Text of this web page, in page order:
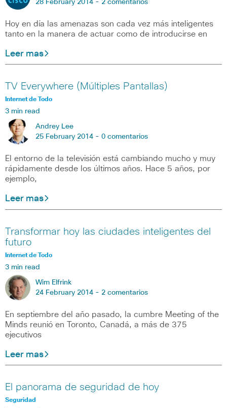
28 February 2014 - 2 comentarios
Hoy en día las amenazas son cada vez más inteligentes
tanto en la manera de actuar como de introducirse en
Leer mas
TV Everywhere (Múltiples Pantallas)
Internet de Todo
3 min read
Andrey Lee
25 February 2014 - 0 comentarios
El entorno de la televisión está cambiando mucho y muy
rápidamente desde los últimos años. Hace 5 años, por
ejemplo,
Leer mas
Transformar hoy las ciudades inteligentes del
futuro
Internet de Todo
3 min read
Wim Elfrink
24 February 2014 - 2 comentarios
En septiembre del año pasado, la cumbre Meeting of the
Minds reunió en Toronto, Canadá, a más de 375
ejecutivos
Leer mas
El panorama de seguridad de hoy
Seguridad